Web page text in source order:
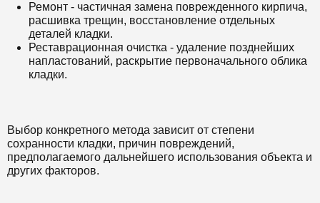
Ремонт - частичная замена поврежденного кирпича,
расшивка трещин, восстановление отдельных
деталей кладки.
Реставрационная очистка - удаление позднейших
напластований, раскрытие первоначального облика
кладки.
Выбор конкретного метода зависит от степени
сохранности кладки, причин повреждений,
предполагаемого дальнейшего использования объекта и
других факторов.